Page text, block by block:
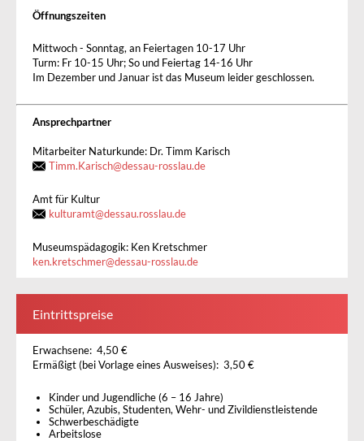
Öffnungszeiten
Mittwoch - Sonntag, an Feiertagen 10-17 Uhr
Turm: Fr 10-15 Uhr; So und Feiertag 14-16 Uhr
Im Dezember und Januar ist das Museum leider geschlossen.
Ansprechpartner
Mitarbeiter Naturkunde: Dr. Timm Karisch
Timm.Karisch@dessau-rosslau.de
Amt für Kultur
kulturamt@dessau.rosslau.de
Museumspädagogik: Ken Kretschmer
ken.kretschmer@dessau-rosslau.de
Eintrittspreise
Erwachsene: 4,50 €
Ermäßigt (bei Vorlage eines Ausweises): 3,50 €
Kinder und Jugendliche (6 – 16 Jahre)
Schüler, Azubis, Studenten, Wehr- und Zivildienstleistende
Schwerbeschädigte
Arbeitslose